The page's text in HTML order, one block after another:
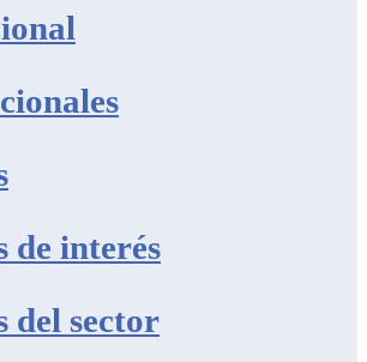
de interés
del sector